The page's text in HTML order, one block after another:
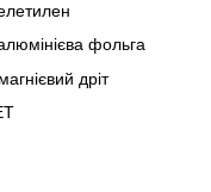
фольга
дріт